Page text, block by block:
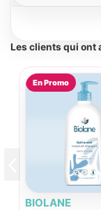
Les clients qui ont
En Promo
BIOLANE